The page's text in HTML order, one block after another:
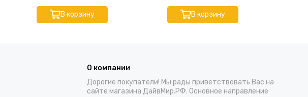
В корзину В корзину
О компании
Дорогие покупатели! Мы рады приветствовать Вас на
сайте магазина ДайвМир.РФ. Основное направление